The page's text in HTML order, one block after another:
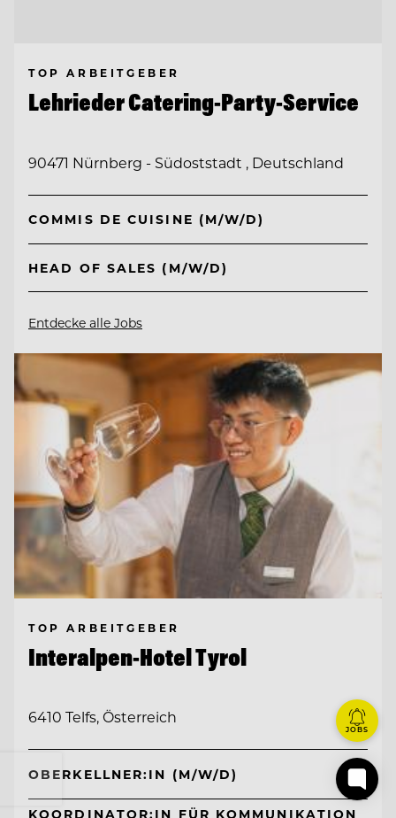
TOP ARBEITGEBER
Lehrieder Catering-Party-Service
90471 Nürnberg - Südoststadt , Deutschland
COMMIS DE CUISINE (M/W/D)
HEAD OF SALES (M/W/D)
Entdecke alle Jobs
TOP ARBEITGEBER
Interalpen-Hotel Tyrol
6410 Telfs, Österreich
OBERKELLNER:IN (M/W/D)
KOORDINATOR:IN FÜR KOMMUNIKATION
JOBS